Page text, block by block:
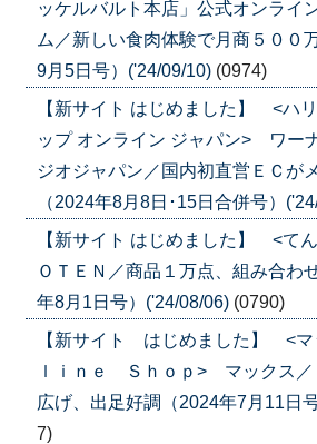
ッケルバルト本店」公式オンラ
ム／新しい食肉体験で月商５００
9月5日号）('24/09/10) (0974)
【新サイト はじめました】 <ハ
ップ オンライン ジャパン> ワー
ジオジャパン／国内初直営ＥＣが
（2024年8月8日･15日合併号）
【新サイト はじめました】 <て
ＯＴＥＮ／商品１万点、組み合わ
年8月1日号）('24/08/06) (0790)
【新サイト はじめました】 <
ｌｉｎｅ Ｓｈｏｐ> マックス／
広げ、出足好調（2024年7月11日
7)